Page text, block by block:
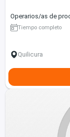
Operarios/as de
Tiempo completo
Quilicura